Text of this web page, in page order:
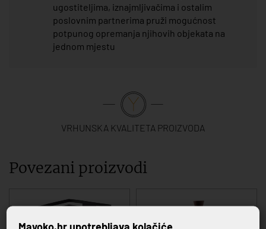
ugostiteljima, iznajmljivačima i ostalim
poslovnim partnerima pruži mogućnost
potpunog opremanja njihovih objekata na
jednom mjestu
VRHUNSKA KVALITETA PROIZVODA
Povezani proizvodi
Mayoko.hr upotrebljava kolačiće